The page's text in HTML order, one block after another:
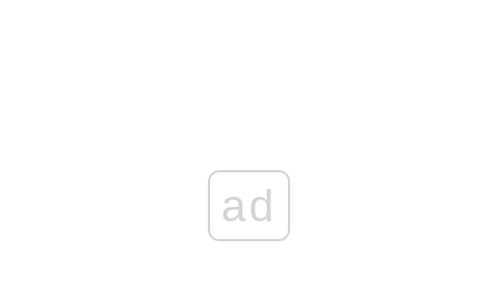
ad